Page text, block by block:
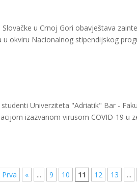
Slovačke u Crnoj Gori obavještava
u okviru Nacionalnog stipendijskog
Univerziteta "Adriatik" Bar -
izazvanom virusom COVID-19 u
Prva « ... 9 10 11 12 13 ...